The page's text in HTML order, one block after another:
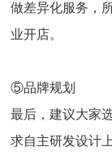
做差异化服务，
业开店。
⑤品牌规划
最后，建议大家
求自主研发设计